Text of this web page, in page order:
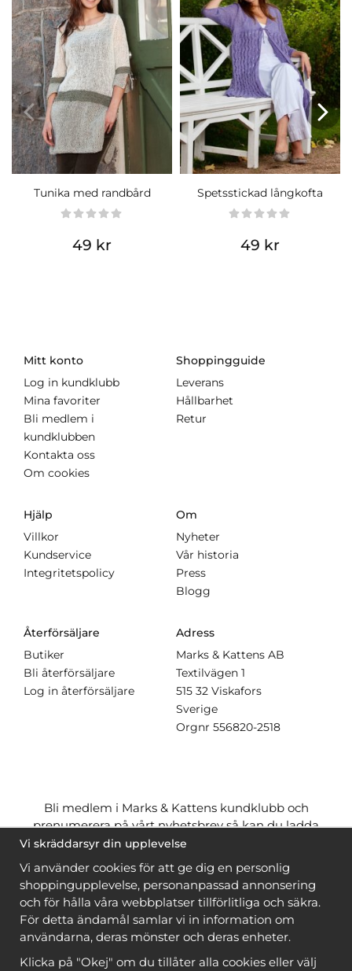
Tunika med randbård
49 kr
Spetsstickad långkofta
49 kr
Mitt konto
Log in kundklubb
Mina favoriter
Bli medlem i
kundklubben
Kontakta oss
Om cookies
Shoppingguide
Leverans
Hållbarhet
Retur
Hjälp
Villkor
Kundservice
Integritetspolicy
Om
Nyheter
Vår historia
Press
Blogg
Återförsäljare
Butiker
Bli återförsäljare
Log in återförsäljare
Adress
Marks & Kattens AB
Textilvägen 1
515 32 Viskafors
Sverige
Orgnr 556820-2518
Bli medlem i Marks & Kattens kundklubb och
prenumerera på vårt nyhetsbrev så kan du ladda
ner många mönstergratisoch få många
när du handlar garn till mönstret. Du ser vilka som
ärgratis när du ärinloggad.
Bli medlem
Vi skräddarsyr din upplevelse
Vi använder cookies för att ge dig en personlig
shoppingupplevelse, personanpassad annonsering
och för hålla våra webbplatser tillförlitliga och säkra.
För detta ändamål samlar vi in information om
användarna, deras mönster och deras enheter.
Klicka på "Okej" om du tillåter alla cookies eller välj